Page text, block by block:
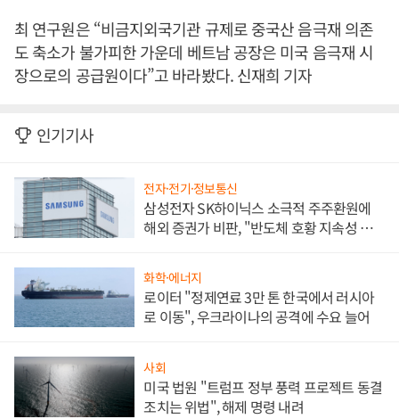
최 연구원은 “비금지외국기관 규제로 중국산 음극재 의존
도 축소가 불가피한 가운데 베트남 공장은 미국 음극재 시
장으로의 공급원이다”고 바라봤다. 신재희 기자
인기기사
전자·전기·정보통신
삼성전자 SK하이닉스 소극적 주주환원에
해외 증권가 비판, "반도체 호황 지속성 의
화학·에너지
로이터 "정제연료 3만 톤 한국에서 러시아
로 이동", 우크라이나의 공격에 수요 늘어
사회
미국 법원 "트럼프 정부 풍력 프로젝트 동결
조치는 위법", 해제 명령 내려